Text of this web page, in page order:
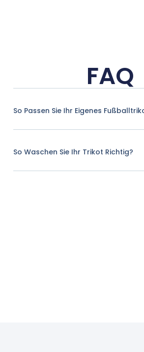
FAQ
So Passen Sie Ihr Eigenes
So Waschen Sie Ihr Trikot Richtig?